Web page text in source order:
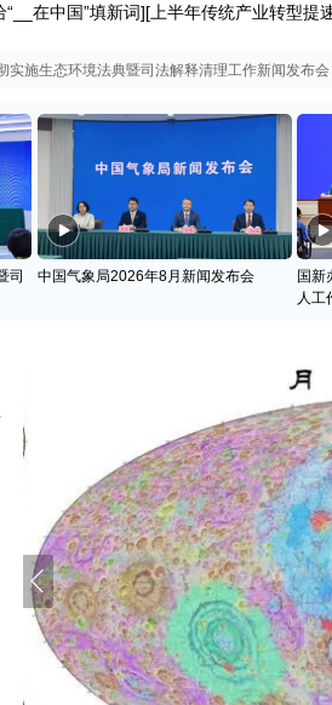
“__在中国”填新词][ 上半年传统产业转型提
实施生态环境法典暨司法解释清理工作新闻发布会
司
中国气象局2026年8月新闻发布会
国新
人工